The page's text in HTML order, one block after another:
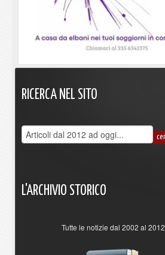
RICERCA NEL SITO
L'ARCHIVIO STORICO
Tutte le notizie dal 2002 al 2012